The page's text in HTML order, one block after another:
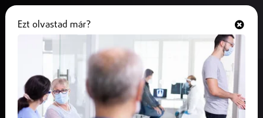
Szoboszlaiék a PSG-vel csapnak
össze a BL-ben
Ezt olvastad már?